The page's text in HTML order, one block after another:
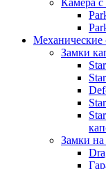
Камера
Замки
Замки на